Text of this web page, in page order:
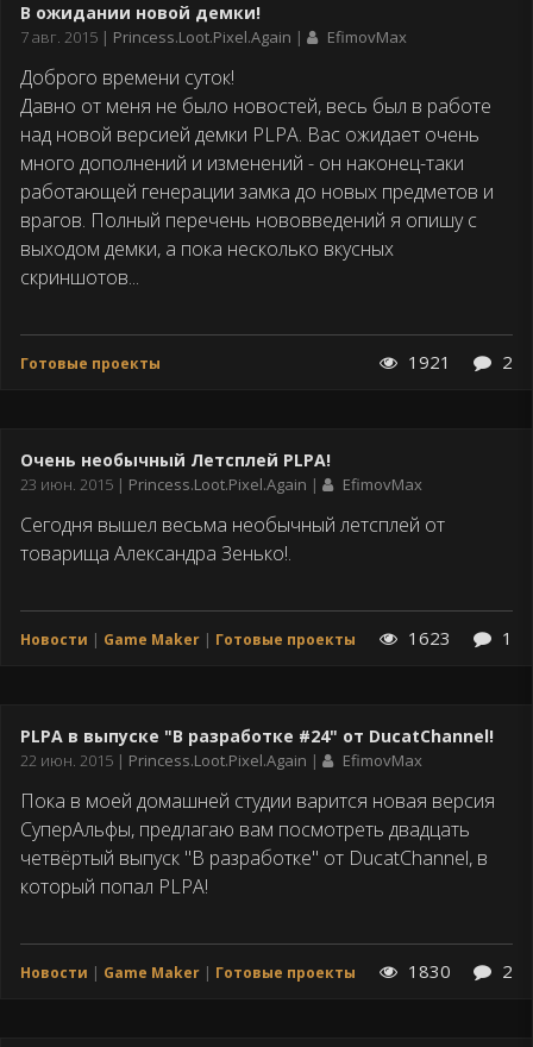
В ожидании новой демки!
Дата
7 авг. 2015 Princess.Loot.Pixel.Again EfimovMax
Доброго времени суток!
Давно от меня не было новостей, весь был в работе
над новой версией демки PLPA. Вас ожидает очень
много дополнений и изменений - он наконец-таки
работающей генерации замка до новых предметов и
врагов. Полный перечень нововведений я опишу с
выходом демки, а пока несколько вкусных
скриншотов...
Готовые проекты 1921 2
Очень необычный Летсплей PLPA!
Дата
23 июн. 2015 Princess.Loot.Pixel.Again EfimovMax
Сегодня вышел весьма необычный летсплей от
товарища Александра Зенько!.
Новости Game Maker Готовые проекты 1623 1
PLPA в выпуске "В разработке #24" от DucatChannel!
Дата
22 июн. 2015 Princess.Loot.Pixel.Again EfimovMax
Пока в моей домашней студии варится новая версия
СуперАльфы, предлагаю вам посмотреть двадцать
четвёртый выпуск "В разработке" от DucatChannel, в
который попал PLPA!
Новости Game Maker Готовые проекты 1830 2